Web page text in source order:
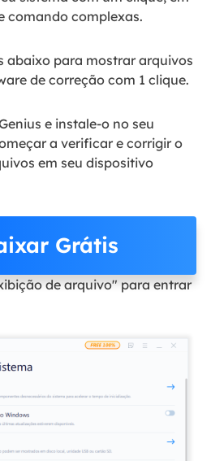
comando complexas.
abaixo para mostrar arquivos
de correção com 1 clique.
e instale-o no seu
a verificar e corrigir o
em seu dispositivo
Grátis
de arquivo" para entrar